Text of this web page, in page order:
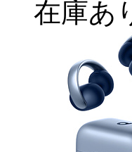
在庫あ